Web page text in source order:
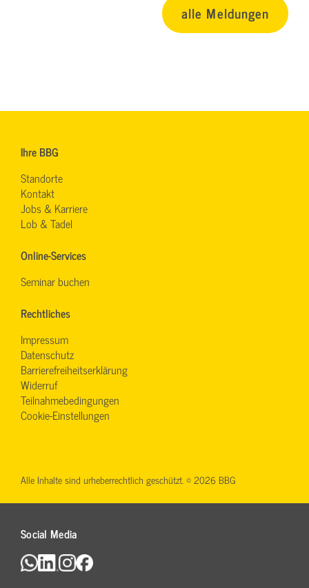
alle Meldungen
Ihre BBG
Standorte
Kontakt
Jobs & Karriere
Lob & Tadel
Online-Services
Seminar buchen
Rechtliches
Impressum
Datenschutz
Barrierefreiheitserklärung
Widerruf
Teilnahmebedingungen
Cookie-Einstellungen
Social Media
Alle Inhalte sind urheberrechtlich geschützt. © 2026 BBG